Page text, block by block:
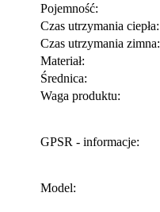
Pojemność:
Czas utrzymania ciepła:
Czas utrzymania zimna:
Materiał:
Średnica:
Waga produktu:
GPSR - informacje:
Model: